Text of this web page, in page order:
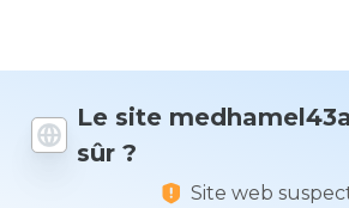
Le site
sûr ?
Site web
1 et 5
vous à ce
site ?